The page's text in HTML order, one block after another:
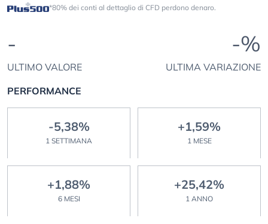
*80% dei conti al dettaglio di CFD perdono denaro.
-
ULTIMO VALORE
-%
ULTIMA VARIAZIONE
PERFORMANCE
-5,38%
1 SETTIMANA
+1,59%
1 MESE
+1,88%
6 MESI
+25,42%
1 ANNO